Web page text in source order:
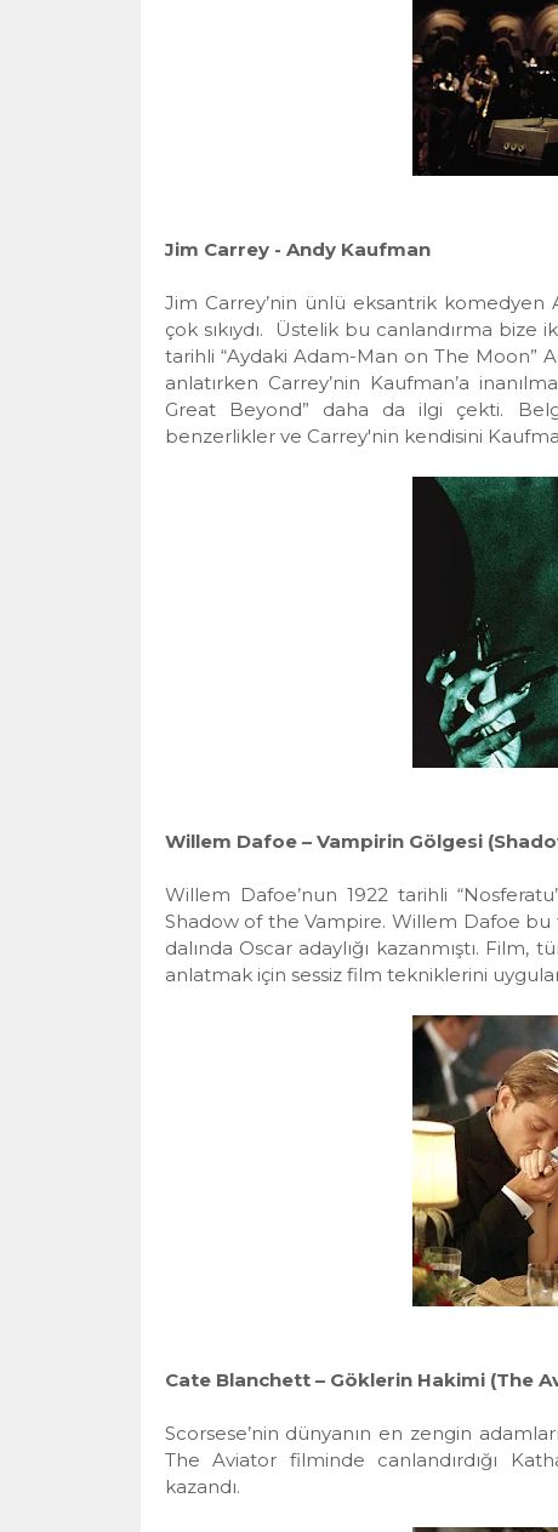
Jim Carrey - Andy Kaufman
Jim Carrey’nin ünlü eksantrik komedyen
çok sıkıydı.
Üstelik bu canlandırma bize
tarihli “Aydaki Adam-Man on The Moon”
anlatırken Carrey’nin Kaufman’a
Great Beyond” daha da ilgi çekti.
benzerlikler ve Carrey'nin kendisini
Willem Dafoe – Vampirin Gölgesi
Willem Dafoe’nun 1922 tarihli
Shadow of the Vampire. Willem Dafoe bu
dalında Oscar adaylığı kazanmıştı.
anlatmak için sessiz film tekniklerini
Cate Blanchett – Göklerin Hakimi (The
Scorsese’nin dünyanın en zengin
The Aviator filminde canlandırdığı
kazandı.